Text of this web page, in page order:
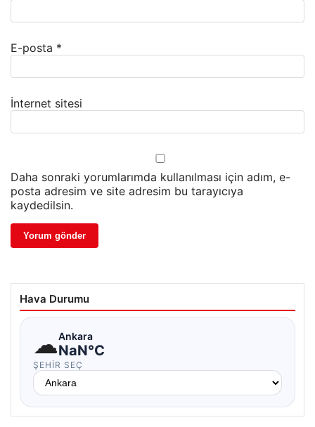
E-posta *
İnternet sitesi
Daha sonraki yorumlarımda kullanılması için adım, e-
posta adresim ve site adresim bu tarayıcıya
kaydedilsin.
Hava Durumu
☁Ankara
NaN°C
ŞEHIR SEÇ